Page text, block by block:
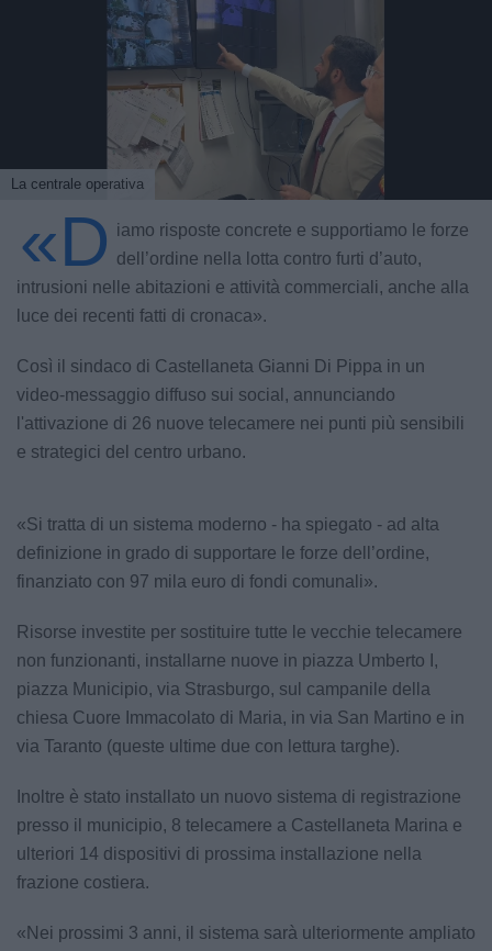
La centrale operativa
«D iamo risposte concrete e supportiamo le forze
dell’ordine nella lotta contro furti d’auto,
intrusioni nelle abitazioni e attività commerciali, anche alla
luce dei recenti fatti di cronaca».
Così il sindaco di Castellaneta Gianni Di Pippa in un
video-messaggio diffuso sui social, annunciando
l'attivazione di 26 nuove telecamere nei punti più sensibili
e strategici del centro urbano.
«Si tratta di un sistema moderno - ha spiegato - ad alta
definizione in grado di supportare le forze dell’ordine,
finanziato con 97 mila euro di fondi comunali».
Risorse investite per sostituire tutte le vecchie telecamere
non funzionanti, installarne nuove in piazza Umberto I,
piazza Municipio, via Strasburgo, sul campanile della
chiesa Cuore Immacolato di Maria, in via San Martino e in
via Taranto (queste ultime due con lettura targhe).
Inoltre è stato installato un nuovo sistema di registrazione
presso il municipio, 8 telecamere a Castellaneta Marina e
ulteriori 14 dispositivi di prossima installazione nella
frazione costiera.
«Nei prossimi 3 anni, il sistema sarà ulteriormente ampliato